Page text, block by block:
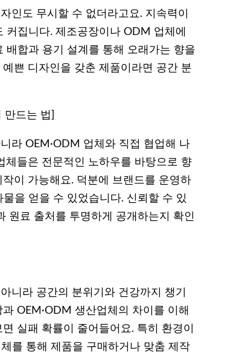
인도 무시할 수 없더라고요. 지속력이
집니다. 제조공장이나 ODM 업체에
배합과 용기 설계를 통해 오래가는 향을
쁜 디자인을 갖춘 제품이라면 공간 분
드는 법]
라 OEM·ODM 업체와 직접 협업해 나
체들은 전문적인 노하우를 바탕으로 향
이 가능해요. 덕분에 브랜드를 운영하
을 얻을 수 있었습니다. 신뢰할 수 있
원료 출처를 투명하게 공개하는지 확인
니라 공간의 분위기와 건강까지 챙기
OEM·ODM 생산업체의 차이를 이해
실패 확률이 줄어들어요. 특히 환경이
를 통해 제품을 구매하거나 맞춤 제작